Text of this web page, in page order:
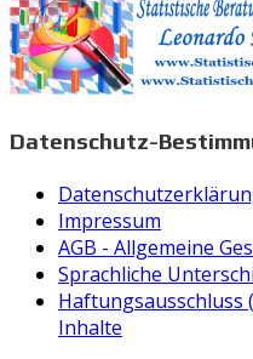
Datenschutz-
Impressum
AGB - Allgemeine
Sprachliche
Inhalte